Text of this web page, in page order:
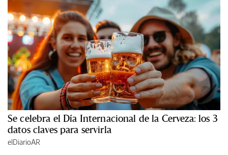
Se celebra el Día Internacional de la Cerveza: los 3
datos claves para servirla
elDiarioAR